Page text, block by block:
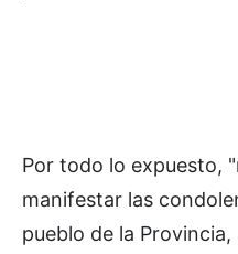
Por todo lo expuesto,
manifestar las
pueblo de la